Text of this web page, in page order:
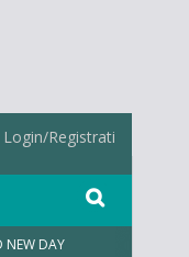
Login/Registrati
NEW DAY